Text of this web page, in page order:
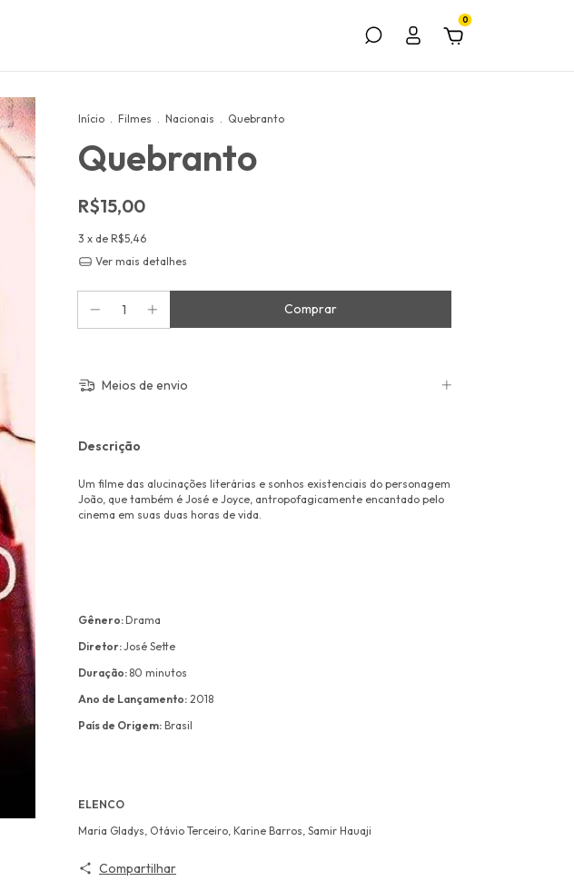
0
Início . Filmes . Nacionais . Quebranto
Quebranto
R$15,00
3 x de R$5,46
Ver mais detalhes
Meios de envio
Descrição
Um filme das alucinações literárias e sonhos existenciais do personagem
João, que também é José e Joyce, antropofagicamente encantado pelo
cinema em suas duas horas de vida.
Gênero:Drama
Diretor:José Sette
Duração: 80 minutos
Ano de Lançamento: 2018
País de Origem: Brasil
ELENCO
Maria Gladys, Otávio Terceiro, Karine Barros, Samir Hauaji
Compartilhar